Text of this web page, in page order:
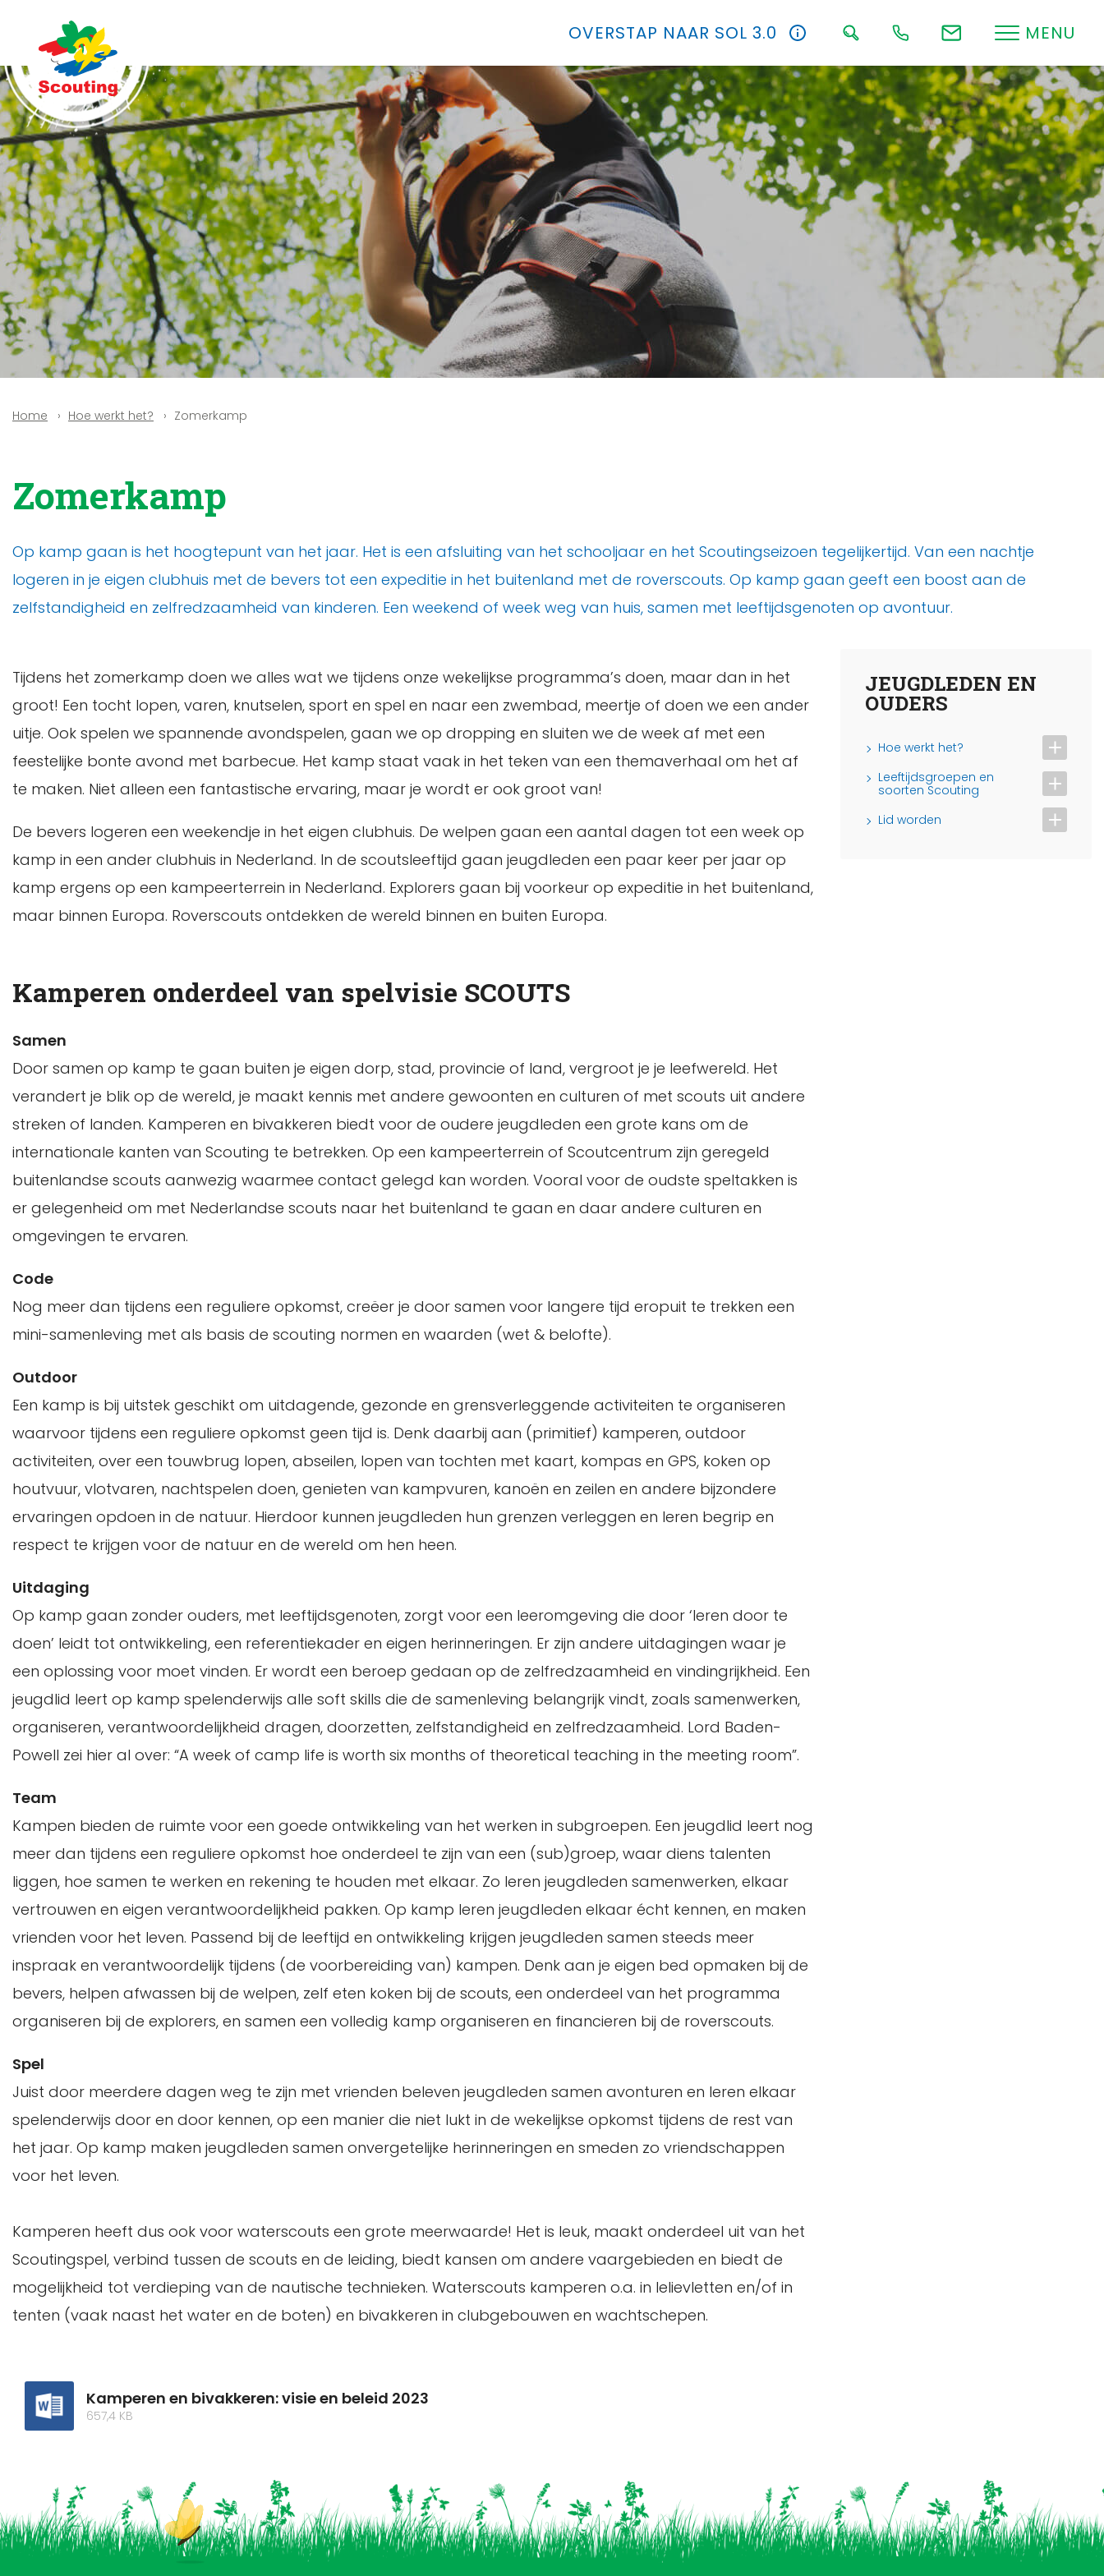
OVERSTAP NAAR SOL 3.0 MENU
Home Hoe werkt het? Zomerkamp
Zomerkamp
Op kamp gaan is het hoogtepunt van het jaar. Het is een afsluiting van het schooljaar en het Scoutingseizoen tegelijkertijd. Van een nachtje
logeren in je eigen clubhuis met de bevers tot een expeditie in het buitenland met de roverscouts. Op kamp gaan geeft een boost aan de
zelfstandigheid en zelfredzaamheid van kinderen. Een weekend of week weg van huis, samen met leeftijdsgenoten op avontuur.
Tijdens het zomerkamp doen we alles wat we tijdens onze wekelijkse programma’s doen, maar dan in het
groot! Een tocht lopen, varen, knutselen, sport en spel en naar een zwembad, meertje of doen we een ander
uitje. Ook spelen we spannende avondspelen, gaan we op dropping en sluiten we de week af met een
feestelijke bonte avond met barbecue. Het kamp staat vaak in het teken van een themaverhaal om het af
te maken. Niet alleen een fantastische ervaring, maar je wordt er ook groot van!
De bevers logeren een weekendje in het eigen clubhuis. De welpen gaan een aantal dagen tot een week op
kamp in een ander clubhuis in Nederland. In de scoutsleeftijd gaan jeugdleden een paar keer per jaar op
kamp ergens op een kampeerterrein in Nederland. Explorers gaan bij voorkeur op expeditie in het buitenland,
maar binnen Europa. Roverscouts ontdekken de wereld binnen en buiten Europa.
Kamperen onderdeel van spelvisie SCOUTS
Samen
Door samen op kamp te gaan buiten je eigen dorp, stad, provincie of land, vergroot je je leefwereld. Het
verandert je blik op de wereld, je maakt kennis met andere gewoonten en culturen of met scouts uit andere
streken of landen. Kamperen en bivakkeren biedt voor de oudere jeugdleden een grote kans om de
internationale kanten van Scouting te betrekken. Op een kampeerterrein of Scoutcentrum zijn geregeld
buitenlandse scouts aanwezig waarmee contact gelegd kan worden. Vooral voor de oudste speltakken is
er gelegenheid om met Nederlandse scouts naar het buitenland te gaan en daar andere culturen en
omgevingen te ervaren.
Code
Nog meer dan tijdens een reguliere opkomst, creëer je door samen voor langere tijd eropuit te trekken een
mini-samenleving met als basis de scouting normen en waarden (wet & belofte).
Outdoor
Een kamp is bij uitstek geschikt om uitdagende, gezonde en grensverleggende activiteiten te organiseren
waarvoor tijdens een reguliere opkomst geen tijd is. Denk daarbij aan (primitief) kamperen, outdoor
activiteiten, over een touwbrug lopen, abseilen, lopen van tochten met kaart, kompas en GPS, koken op
houtvuur, vlotvaren, nachtspelen doen, genieten van kampvuren, kanoën en zeilen en andere bijzondere
ervaringen opdoen in de natuur. Hierdoor kunnen jeugdleden hun grenzen verleggen en leren begrip en
respect te krijgen voor de natuur en de wereld om hen heen.
Uitdaging
Op kamp gaan zonder ouders, met leeftijdsgenoten, zorgt voor een leeromgeving die door ‘leren door te
doen’ leidt tot ontwikkeling, een referentiekader en eigen herinneringen. Er zijn andere uitdagingen waar je
een oplossing voor moet vinden. Er wordt een beroep gedaan op de zelfredzaamheid en vindingrijkheid. Een
jeugdlid leert op kamp spelenderwijs alle soft skills die de samenleving belangrijk vindt, zoals samenwerken,
organiseren, verantwoordelijkheid dragen, doorzetten, zelfstandigheid en zelfredzaamheid. Lord Baden-
Powell zei hier al over: “A week of camp life is worth six months of theoretical teaching in the meeting room”.
Team
Kampen bieden de ruimte voor een goede ontwikkeling van het werken in subgroepen. Een jeugdlid leert nog
meer dan tijdens een reguliere opkomst hoe onderdeel te zijn van een (sub)groep, waar diens talenten
liggen, hoe samen te werken en rekening te houden met elkaar. Zo leren jeugdleden samenwerken, elkaar
vertrouwen en eigen verantwoordelijkheid pakken. Op kamp leren jeugdleden elkaar écht kennen, en maken
vrienden voor het leven. Passend bij de leeftijd en ontwikkeling krijgen jeugdleden samen steeds meer
inspraak en verantwoordelijk tijdens (de voorbereiding van) kampen. Denk aan je eigen bed opmaken bij de
bevers, helpen afwassen bij de welpen, zelf eten koken bij de scouts, een onderdeel van het programma
organiseren bij de explorers, en samen een volledig kamp organiseren en financieren bij de roverscouts.
Spel
Juist door meerdere dagen weg te zijn met vrienden beleven jeugdleden samen avonturen en leren elkaar
spelenderwijs door en door kennen, op een manier die niet lukt in de wekelijkse opkomst tijdens de rest van
het jaar. Op kamp maken jeugdleden samen onvergetelijke herinneringen en smeden zo vriendschappen
voor het leven.
Kamperen heeft dus ook voor waterscouts een grote meerwaarde! Het is leuk, maakt onderdeel uit van het
Scoutingspel, verbind tussen de scouts en de leiding, biedt kansen om andere vaargebieden en biedt de
mogelijkheid tot verdieping van de nautische technieken. Waterscouts kamperen o.a. in lelievletten en/of in
tenten (vaak naast het water en de boten) en bivakkeren in clubgebouwen en wachtschepen.
Kamperen en bivakkeren: visie en beleid 2023
657,4 KB
JEUGDLEDEN EN
OUDERS
Hoe werkt het?
Leeftijdsgroepen en
soorten Scouting
Lid worden